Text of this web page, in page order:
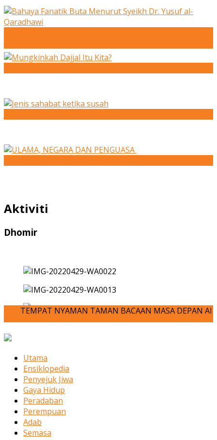
Aktiviti
Dhomir
TEMPAT NYAMAN TAMAN BACAAN MASA DEPAN
Utama
Ensiklopedia
Penyejuk Jiwa
Gaya Hidup
Peradaban
Perempuan
Adab
Semasa